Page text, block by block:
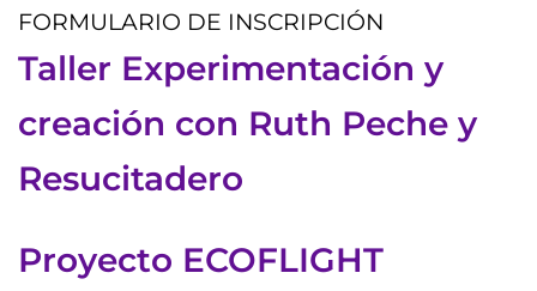
FORMULARIO DE INSCRIPCIÓN
Taller Experimentación y
creación con Ruth Peche y
Resucitadero
Proyecto ECOFLIGHT